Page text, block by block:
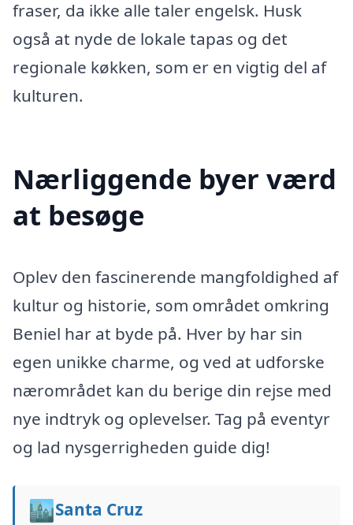
fraser, da ikke alle taler engelsk. Husk
også at nyde de lokale tapas og det
regionale køkken, som er en vigtig del af
kulturen.
Nærliggende byer værd
at besøge
Oplev den fascinerende mangfoldighed af
kultur og historie, som området omkring
Beniel har at byde på. Hver by har sin
egen unikke charme, og ved at udforske
nærområdet kan du berige din rejse med
nye indtryk og oplevelser. Tag på eventyr
og lad nysgerrigheden guide dig!
🏙️Santa Cruz